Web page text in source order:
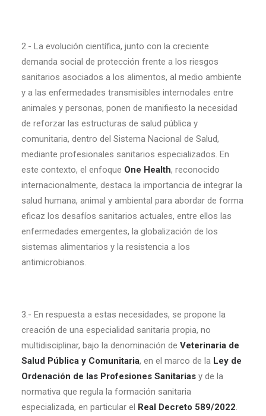
2.- La evolución científica, junto con la creciente
demanda social de protección frente a los riesgos
sanitarios asociados a los alimentos, al medio ambiente
y a las enfermedades transmisibles internodales entre
animales y personas, ponen de manifiesto la necesidad
de reforzar las estructuras de salud pública y
comunitaria, dentro del Sistema Nacional de Salud,
mediante profesionales sanitarios especializados. En
este contexto, el enfoque One Health, reconocido
internacionalmente, destaca la importancia de integrar la
salud humana, animal y ambiental para abordar de forma
eficaz los desafíos sanitarios actuales, entre ellos las
enfermedades emergentes, la globalización de los
sistemas alimentarios y la resistencia a los
antimicrobianos.
3.- En respuesta a estas necesidades, se propone la
creación de una especialidad sanitaria propia, no
multidisciplinar, bajo la denominación de Veterinaria de
Salud Pública y Comunitaria, en el marco de la Ley de
Ordenación de las Profesiones Sanitarias y de la
normativa que regula la formación sanitaria
especializada, en particular el Real Decreto 589/2022.